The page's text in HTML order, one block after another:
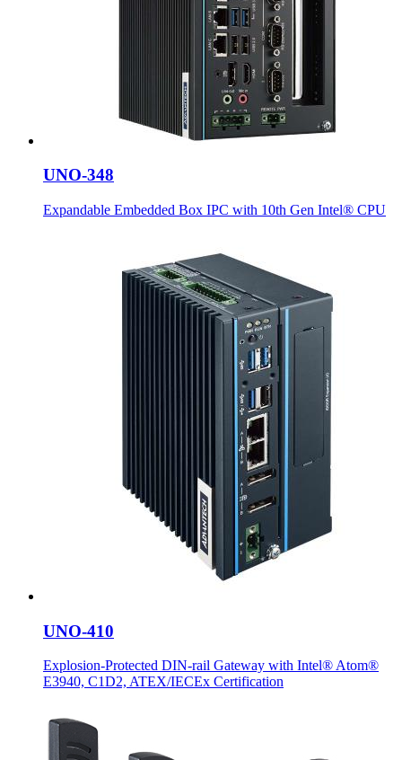
UNO-348
Expandable Embedded Box IPC with 10th Gen Intel® CPU
UNO-410
Explosion-Protected DIN-rail Gateway with Intel® Atom®
E3940, C1D2, ATEX/IECEx Certification